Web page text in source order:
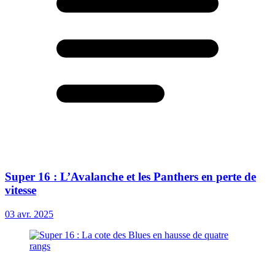
Super 16 : L’Avalanche et les Panthers en perte de
vitesse
03 avr. 2025